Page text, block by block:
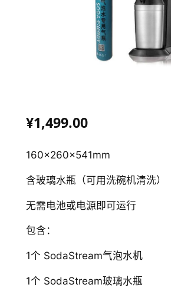
¥1,499.00
160x260x541mm
含玻璃水瓶（可用洗碗机清洗）
无需电池或电源即可运行
包含：
1个 SodaStream气泡水机
1个 SodaStream玻璃水瓶